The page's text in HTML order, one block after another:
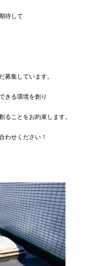
待して
募集しています。
きる環境を創り
ることをお約束します。
わせください！